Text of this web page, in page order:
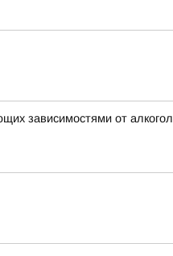
зависимостями от